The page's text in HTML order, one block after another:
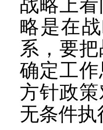
战略上
略是在
系，要
确定工
方针政
无条件